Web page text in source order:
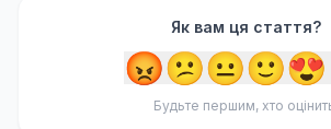
Як вам ця стаття?
😡😕😐🙂😍
Будьте першим, хто